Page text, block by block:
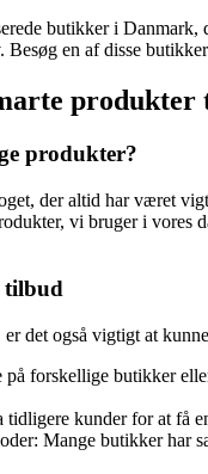
butikker i
en af disse
produkter?
der altid har været
vi bruger i vores
tilbud
det også vigtigt at
forskellige butikker
kunder for at få
Mange butikker har